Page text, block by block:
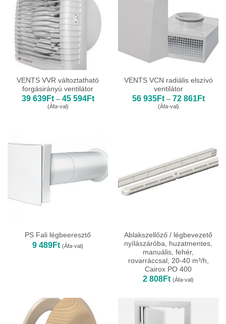
VENTS VVR változtatható
forgásirányú ventilátor
39 639Ft – 45 594FtÁrtartomány:
(Áfa-val)
VENTS VCN radiális elszívó
ventilátor
56 935Ft – 72 861Ft
(Áfa-val)
PS Fali légbeeresztő
9 489Ft (Áfa-val)
Ablakszellőző / légbevezető
nyílászáróba, huzatmentes,
manuális, fehér,
rovarráccsal, 20-40 m³/h,
Cairox PO 400
2 808Ft (Áfa-val)